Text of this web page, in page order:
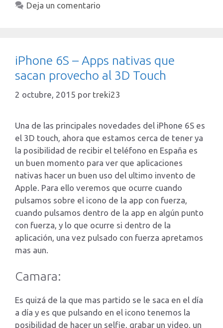
Deja un comentario
iPhone 6S – Apps nativas que
sacan provecho al 3D Touch
2 octubre, 2015 por treki23
Una de las principales novedades del iPhone 6S es
el 3D touch, ahora que estamos cerca de tener ya
la posibilidad de recibir el teléfono en España es
un buen momento para ver que aplicaciones
nativas hacer un buen uso del ultimo invento de
Apple. Para ello veremos que ocurre cuando
pulsamos sobre el icono de la app con fuerza,
cuando pulsamos dentro de la app en algún punto
con fuerza, y lo que ocurre si dentro de la
aplicación, una vez pulsado con fuerza apretamos
mas aun.
Camara:
Es quizá de la que mas partido se le saca en el día
a día y es que pulsando en el icono tenemos la
posibilidad de hacer un selfie, grabar un video, un